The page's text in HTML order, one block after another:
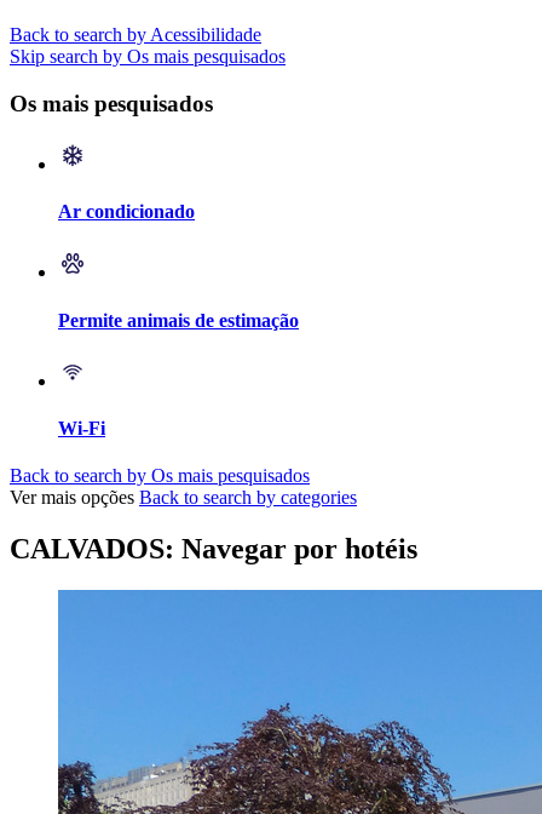
Back to search by Acessibilidade
Skip search by Os mais pesquisados
Os mais pesquisados
Ar condicionado
Permite animais de estimação
Wi-Fi
Back to search by Os mais pesquisados
Ver mais opções Back to search by categories
CALVADOS: Navegar por hotéis